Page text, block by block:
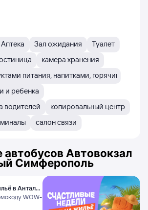
Аптека Зал ожидания
Туалет
камера хранения
питания, напитками, горячим чаем и
и ребенка
водителей
копировальный центр
салон связи
автобусов Автовокзал
Симферополь
в Анталье
WOW-